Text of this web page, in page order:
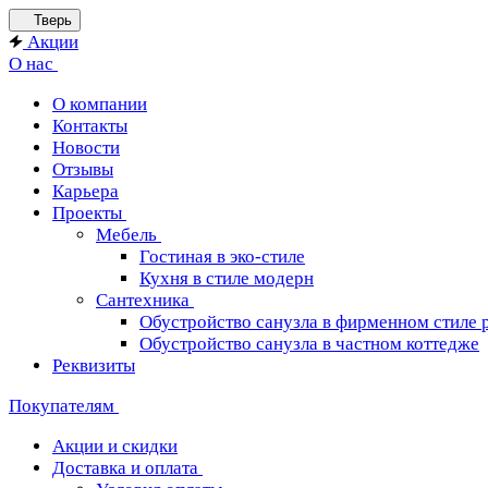
Тверь
Акции
О нас
О компании
Контакты
Новости
Отзывы
Карьера
Проекты
Мебель
Гостиная в эко-стиле
Кухня в стиле модерн
Сантехника
Обустройство санузла в фирменном стиле
Обустройство санузла в частном коттедже
Реквизиты
Покупателям
Акции и скидки
Доставка и оплата